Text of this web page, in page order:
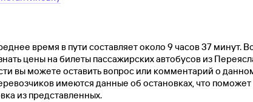
время в пути составляет около 9 часов 37 минут.
цены на билеты пассажирских автобусов из
вы можете оставить вопрос или комментарий о
имеются данные об остановках, что поможет
из представленных.